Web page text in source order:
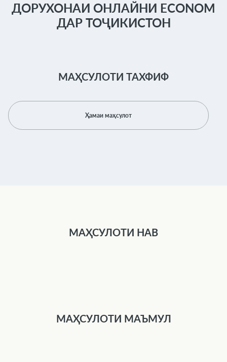
ДОРУХОНАИ ОНЛАЙНИ ECONOM
ДАР ТОҶИКИСТОН
МАҲСУЛОТИ ТАХФИФ
Ҳамаи маҳсулот
МАҲСУЛОТИ НАВ
МАҲСУЛОТИ МАЪМУЛ